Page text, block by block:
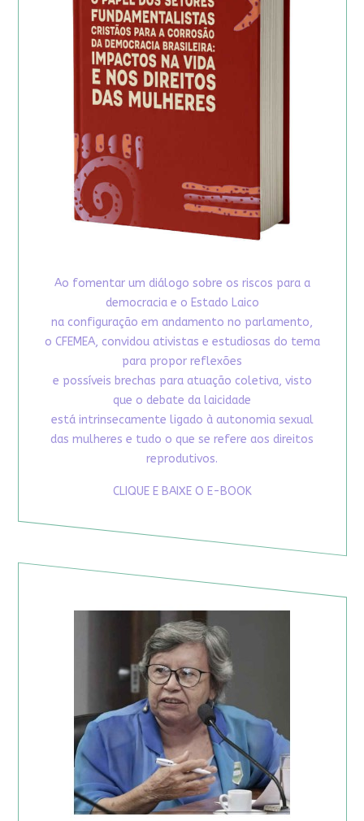
Ao fomentar um diálogo sobre os riscos para a
democracia e o Estado Laico
na configuração em andamento no parlamento,
o CFEMEA, convidou ativistas e estudiosas do tema
para propor reflexões
e possíveis brechas para atuação coletiva, visto
que o debate da laicidade
está intrinsecamente ligado à autonomia sexual
das mulheres e tudo o que se refere aos direitos
reprodutivos.
CLIQUE E BAIXE O E-BOOK